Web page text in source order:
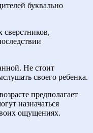
буквально
Не стоит
своего ребенка.
предполагает
назначаться
ощущениях.